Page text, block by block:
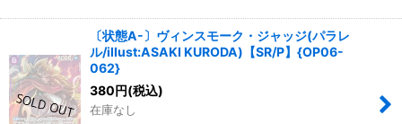
〔状態A-〕ヴィンスモーク・ジャッジ(パラレ
ル/illust:ASAKI KURODA)【SR/P】{OP06-
062}
380円(税込)
在庫なし